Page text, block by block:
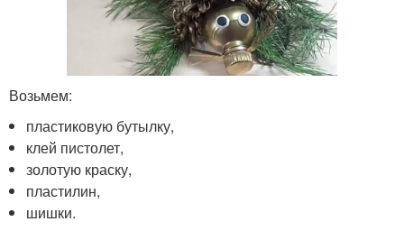
Возьмем:
пластиковую бутылку,
клей пистолет,
золотую краску,
пластилин,
шишки.